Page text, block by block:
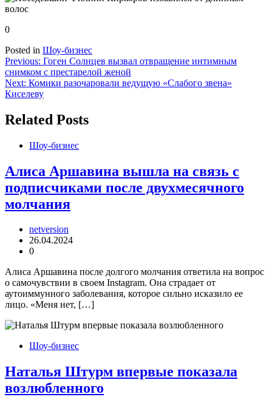
0
Posted in Шоу-бизнес
Навигация
по
записям
Previous: Гоген Солнцев вызвал отвращение интимным
снимком с престарелой женой
Next: Комики разочаровали ведущую «Слабого звена»
Киселеву
Related Posts
Шоу-бизнес
Алиса Аршавина вышла на связь с
подписчиками после двухмесячного
молчания
netversion
26.04.2024
0
Алиса Аршавина после долгого молчания ответила на вопрос
о самочувствии в своем Instagram. Она страдает от
аутоиммунного заболевания, которое сильно исказило ее
лицо. «Меня нет, […]
Шоу-бизнес
Наталья Штурм впервые показала
возлюбленного